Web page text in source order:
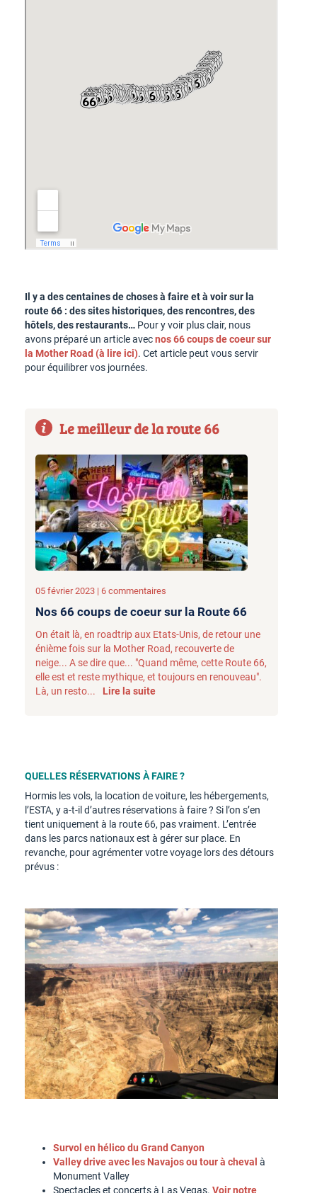
Il y a des centaines de choses à faire et à voir sur la
route 66 : des sites historiques, des rencontres, des
hôtels, des restaurants… Pour y voir plus clair, nous
avons préparé un article avecnos 66 coups de coeur sur
la Mother Road (à lire ici). Cet article peut vous servir
pour équilibrer vos journées.
Le meilleur de la route 66
05 février 2023 | 6 commentaires
Nos 66 coups de coeur sur la Route 66
On était là, en roadtrip aux Etats-Unis, de retour une
énième fois sur la Mother Road, recouverte de
neige... A se dire que... "Quand même, cette Route 66,
elle est et reste mythique, et toujours en renouveau".
Là, un resto...
Lire la suite
QUELLES RÉSERVATIONS À FAIRE ?
Hormis les vols, la location de voiture, les hébergements,
l’ESTA, y a-t-il d’autres réservations à faire ? Si l’on s’en
tient uniquement à la route 66, pas vraiment. L’entrée
dans les parcs nationaux est à gérer sur place. En
revanche, pour agrémenter votre voyage lors des détours
prévus :
Survol en hélico du Grand Canyon
Valley drive avec les Navajos ou tour à cheval à
Monument Valley
Spectacles et concerts à Las Vegas. Voir notre